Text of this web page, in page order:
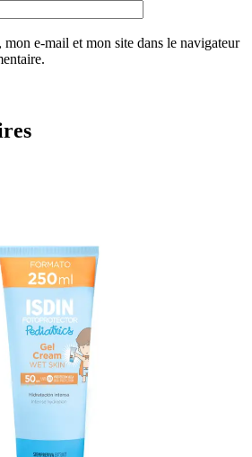
e-mail et mon site dans le navigateur